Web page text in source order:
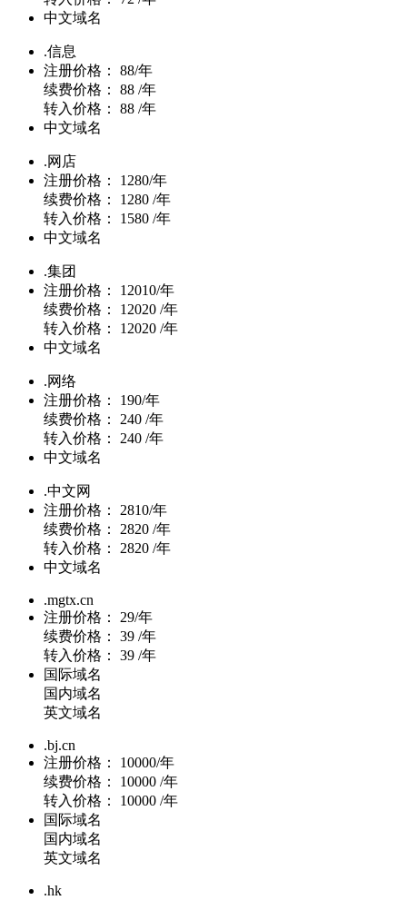
中文域名
.信息
注册价格：
88/年
续费价格：
88 /年
转入价格：
88 /年
中文域名
.网店
注册价格：
1280/年
续费价格：
1280 /年
转入价格：
1580 /年
中文域名
.集团
注册价格：
12010/年
续费价格：
12020 /年
转入价格：
12020 /年
中文域名
.网络
注册价格：
190/年
续费价格：
240 /年
转入价格：
240 /年
中文域名
.中文网
注册价格：
2810/年
续费价格：
2820 /年
转入价格：
2820 /年
中文域名
.mgtx.cn
注册价格：
29/年
续费价格：
39 /年
转入价格：
39 /年
国际域名
国内域名
英文域名
.bj.cn
注册价格：
10000/年
续费价格：
10000 /年
转入价格：
10000 /年
国际域名
国内域名
英文域名
.hk